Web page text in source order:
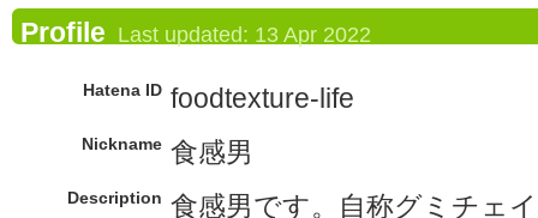
Profile Last updated: 13 Apr 2022
Hatena ID foodtexture-life
Nickname 食感男
Description 食感男です。自称グミチェ